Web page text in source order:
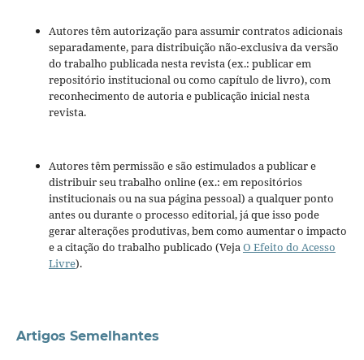
Autores têm autorização para assumir contratos adicionais
separadamente, para distribuição não-exclusiva da versão
do trabalho publicada nesta revista (ex.: publicar em
repositório institucional ou como capítulo de livro), com
reconhecimento de autoria e publicação inicial nesta
revista.
Autores têm permissão e são estimulados a publicar e
distribuir seu trabalho online (ex.: em repositórios
institucionais ou na sua página pessoal) a qualquer ponto
antes ou durante o processo editorial, já que isso pode
gerar alterações produtivas, bem como aumentar o impacto
e a citação do trabalho publicado (VejaO Efeito do Acesso
Livre).
Artigos Semelhantes